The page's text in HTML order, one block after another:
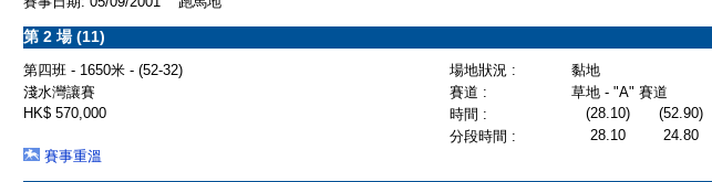
第 2 場 (11)
第四班 - 1650米 - (52-32) 場地狀況 :
黏地
淺水灣讓賽
賽道 :
草地 - "A" 賽道
HK$ 570,000
時間 : (28.10) (52.90)
分段時間 :
28.10 24.80
賽事重溫